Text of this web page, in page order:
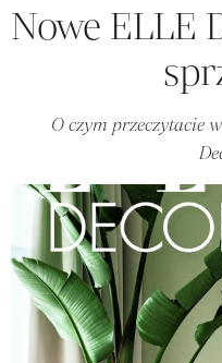
Nowe ELLE
O czym przeczytacie